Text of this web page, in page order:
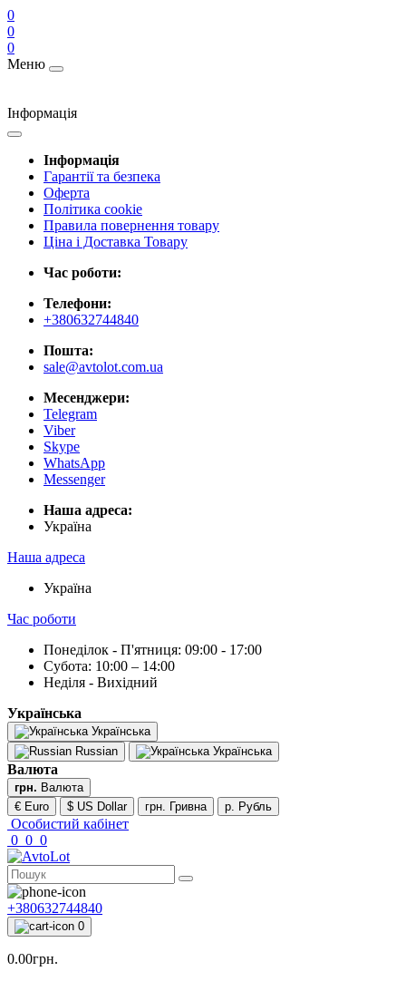
0
0
0
Меню
Інформація
Інформація
Гарантії та безпека
Оферта
Політика cookie
Правила повернення товару
Ціна і Доставка Товару
Час роботи:
Телефони:
+380632744840
Пошта:
sale@avtolot.com.ua
Месенджери:
Telegram
Viber
Skype
WhatsApp
Messenger
Наша адреса:
Українa
Наша адреса
Українa
Час роботи
Понеділок - П'ятниця: 09:00 - 17:00
Субота: 10:00 – 14:00
Неділя - Вихідний
Українська
Українська
Russian
Українська
Валюта
грн. Валюта
€ Euro
$ US Dollar грн. Гривна р. Рубль
Особистий кабінет
0 0 0
+380632744840
0
0.00грн.